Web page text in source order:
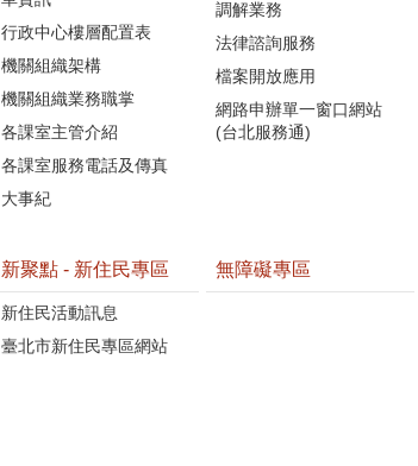
行政中心樓層配置表
機關組織架構
機關組織業務職掌
各課室主管介紹
各課室服務電話及傳真
大事紀
調解業務
法律諮詢服務
檔案開放應用
網路申辦單一窗口網站
(台北服務通)
新聚點 - 新住民專區
新住民活動訊息
臺北市新住民專區網站
無障礙專區